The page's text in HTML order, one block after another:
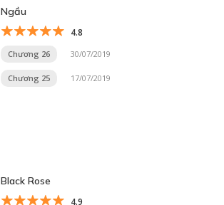
Ngầu
4.8
Chương 26 30/07/2019
Chương 25 17/07/2019
Black Rose
4.9